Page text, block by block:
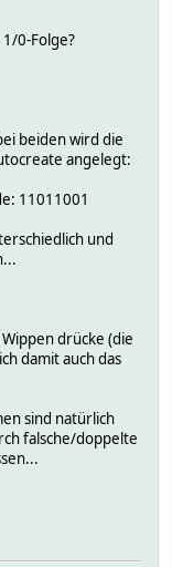
0-Folge?
beiden wird die
angelegt:
11011001
und
drücke (die
damit auch das
sind natürlich
falsche/doppelte